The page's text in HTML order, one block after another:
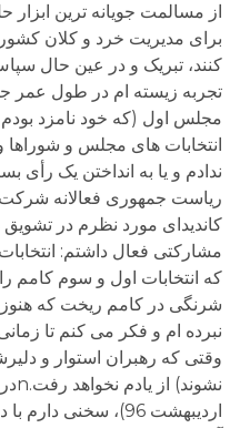
از مسالمت جویانه ترین
برای مدیریت خرد و کلان
تجربه زیسته ام در طول عمر
مجلس اول (که خود نامزد بودم
انتخابات های مجلس و
ندادم و یا به انداختن یک رأی
ریاست جمهوری فعالانه شرکت
کاندیدای مورد نظرم در تشویق
که انتخابات اول و سوم کامم
شرنگی در کامم ریخت که هنوز
نبرده ام و فکر می کنم تا
وقتی که رهبران استوار و
اردیبهشت 96)، سخنی